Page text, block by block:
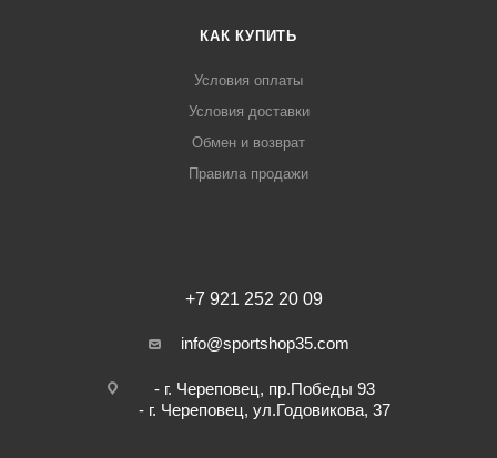
КАК КУПИТЬ
Условия оплаты
Условия доставки
Обмен и возврат
Правила продажи
+7 921 252 20 09
info@sportshop35.com
- г. Череповец, пр.Победы 93
- г. Череповец, ул.Годовикова, 37